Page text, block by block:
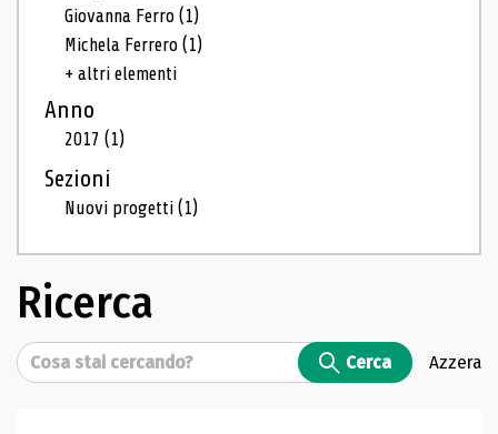
Giovanna Ferro(1)
Michela Ferrero(1)
+ altri elementi
Anno
2017(1)
Sezioni
Nuovi progetti(1)
Ricerca
Cerca Cerca Azzera